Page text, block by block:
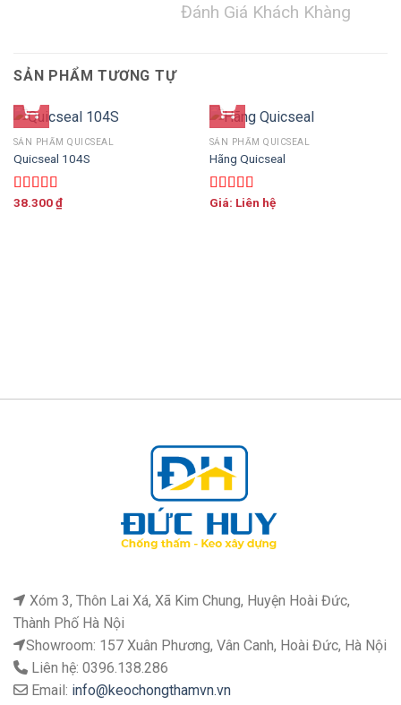
Đánh Giá Khách Khàng
SẢN PHẨM TƯƠNG TỰ
SẢN PHẨM QUICSEAL
Quicseal 104S
Được xếp
38.300₫
SẢN PHẨM QUICSEAL
Hãng Quicseal
Được xếp
Giá: Liên hệ
Xóm 3, Thôn Lai Xá, Xã Kim Chung, Huyện Hoài Đức,
Thành Phố Hà Nội
Showroom: 157 Xuân Phương, Vân Canh, Hoài Đức, Hà Nội
Liên hệ: 0396.138.286
Email: info@keochongthamvn.vn